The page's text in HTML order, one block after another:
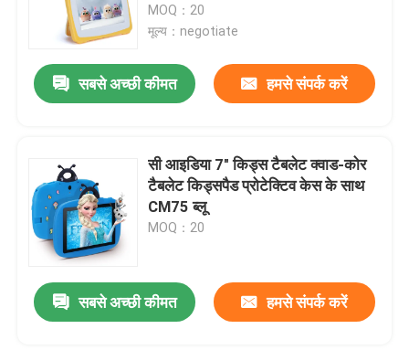
MOQ：20
मूल्य：negotiate
सबसे अच्छी कीमत हमसे संपर्क करें
सी आइडिया 7" किड्स टैबलेट क्वाड-कोर
टैबलेट किड्सपैड प्रोटेक्टिव केस के साथ
CM75 ब्लू
MOQ：20
सबसे अच्छी कीमत हमसे संपर्क करें